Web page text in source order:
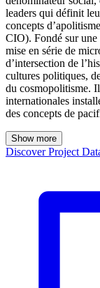
leaders qui définit
concepts
CIO). Fondé sur une
mise en série de
d’intersection de
cultures politiques,
du cosmopolitisme.
internationales
des concepts de
Show more
Discover Project